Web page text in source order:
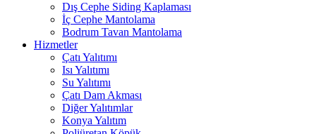
Dış Cephe Siding Kaplaması
İç Cephe Mantolama
Bodrum Tavan Mantolama
Hizmetler
Çatı Yalıtımı
Isı Yalıtımı
Su Yalıtımı
Çatı Dam Akması
Diğer Yalıtımlar
Konya Yalıtım